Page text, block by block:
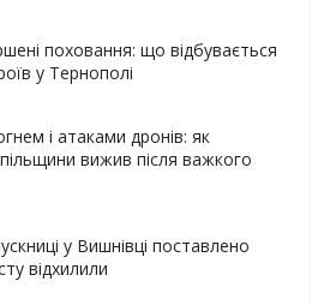
поховання: що відбувається
у Тернополі
і атаками дронів: як
вижив після важкого
у Вишнівці поставлено
відхилили